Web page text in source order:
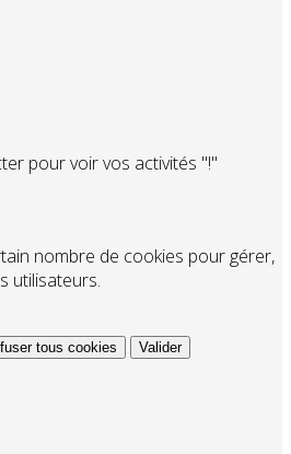
pour voir vos activités "!"
nombre de cookies pour gérer,
utilisateurs.
tous cookies Valider